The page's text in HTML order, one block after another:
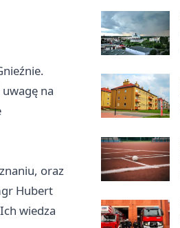
na
oraz
Hubert
wiedza